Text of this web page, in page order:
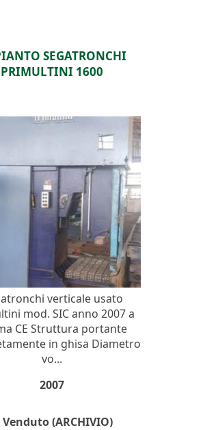
SEGATRONCHI
PRIMULTINI 1600
verticale usato
mod. SIC anno 2007 a
CE Struttura portante
in ghisa Diametro
vo...
2007
Venduto (ARCHIVIO)